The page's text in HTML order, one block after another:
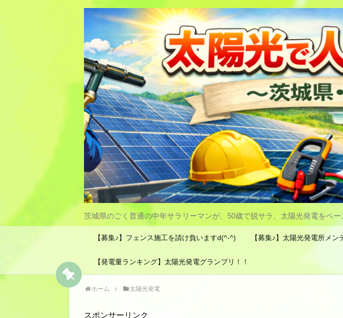
茨城県のごく普通の中年サラリーマンが、50歳で脱サラ、太陽光発電をベ
【募集♪】フェンス施工を請け負いますd(^-^) 【募集♪】太陽光発電所メン
【発電量ランキング】太陽光発電グランプリ！！
ホーム 太陽光発電
スポンサーリンク